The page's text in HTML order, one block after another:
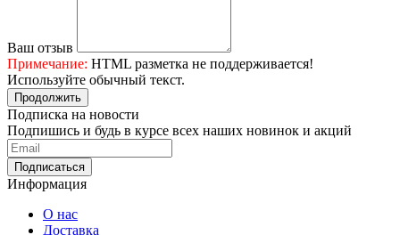
Ваш отзыв
Примечание: HTML разметка не поддерживается!
Используйте обычный текст.
Продолжить
Подписка на новости
Подпишись и будь в курсе всех наших новинок и акций
Информация
О нас
Доставка